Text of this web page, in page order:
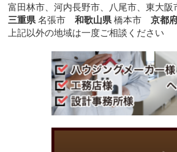
富田林市、河内長野市、八尾市、東大阪
三重県 名張市和歌山県 橋本市京都
上記以外の地域は一度ご相談ください